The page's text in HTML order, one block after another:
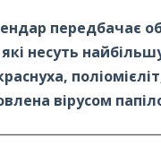
передбачає
несуть
​вірусом